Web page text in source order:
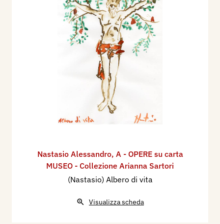
Nastasio Alessandro, A - OPERE su carta
MUSEO - Collezione Arianna Sartori
(Nastasio) Albero di vita
Visualizza scheda